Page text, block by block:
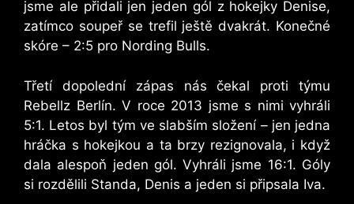
jsme ale přidali jen jeden gól z hokejky Denise,
zatímco soupeř se trefil ještě dvakrát. Konečné
skóre – 2:5 pro Nording Bulls.
Třetí dopolední zápas nás čekal proti týmu
Rebellz Berlín. V roce 2013 jsme s nimi vyhráli
5:1. Letos byl tým ve slabším složení – jen jedna
hráčka s hokejkou a ta brzy rezignovala, i když
dala alespoň jeden gól. Vyhráli jsme 16:1. Góly
si rozdělili Standa, Denis a jeden si připsala Iva.